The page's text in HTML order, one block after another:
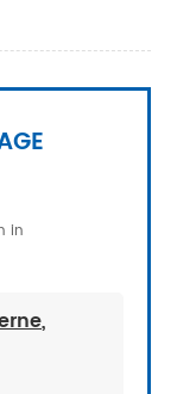
in